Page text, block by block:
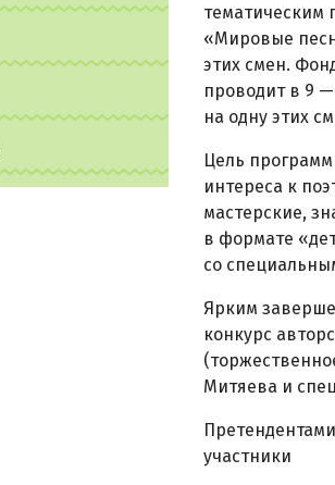
тематическим
«Мировые
этих смен.
проводит в 9
на одну этих
Цель
интереса к
мастерские,
в формате
со
Ярким
конкурс
Митяева и
участники